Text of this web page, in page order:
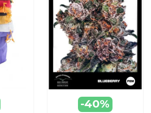
-40%